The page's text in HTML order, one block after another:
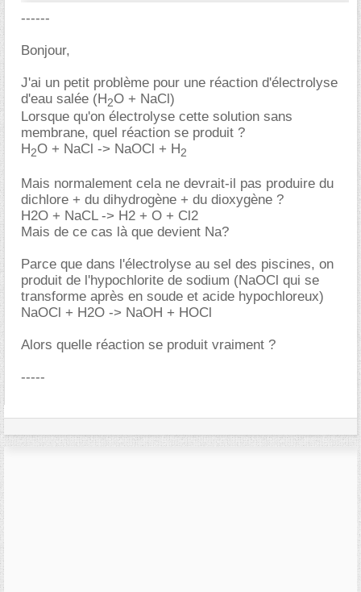
------
Bonjour,
J'ai un petit problème pour une réaction d'électrolyse
d'eau salée (H2O + NaCl)
Lorsque qu'on électrolyse cette solution sans
membrane, quel réaction se produit ?
H2O + NaCl -> NaOCl + H2
Mais normalement cela ne devrait-il pas produire du
dichlore + du dihydrogène + du dioxygène ?
H2O + NaCL -> H2 + O + Cl2
Mais de ce cas là que devient Na?
Parce que dans l'électrolyse au sel des piscines, on
produit de l'hypochlorite de sodium (NaOCl qui se
transforme après en soude et acide hypochloreux)
NaOCl + H2O -> NaOH + HOCl
Alors quelle réaction se produit vraiment ?
-----